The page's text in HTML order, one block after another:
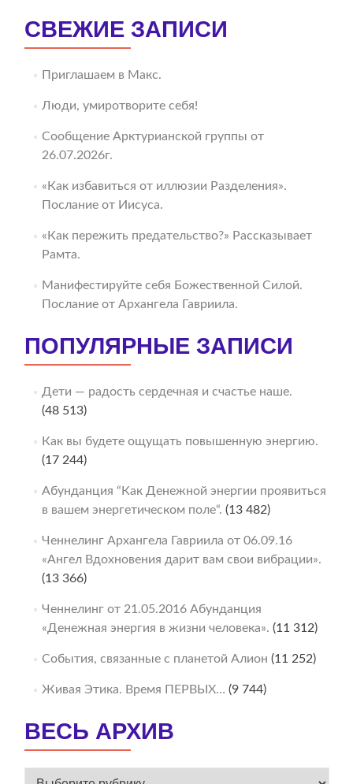
СВЕЖИЕ ЗАПИСИ
Приглашаем в Макс.
Люди, умиротворите себя!
Сообщение Арктурианской группы от
26.07.2026г.
«Как избавиться от иллюзии Разделения».
Послание от Иисуса.
«Как пережить предательство?» Рассказывает
Рамта.
Манифестируйте себя Божественной Силой.
Послание от Архангела Гавриила.
ПОПУЛЯРНЫЕ ЗАПИСИ
Дети — радость сердечная и счастье наше.
(48 513)
Как вы будете ощущать повышенную энергию.
(17 244)
Абунданция “Как Денежной энергии проявиться
в вашем энергетическом поле“. (13 482)
Ченнелинг Архангела Гавриила от 06.09.16
«Ангел Вдохновения дарит вам свои вибрации».
(13 366)
Ченнелинг от 21.05.2016 Абунданция
«Денежная энергия в жизни человека». (11 312)
События, связанные с планетой Алион (11 252)
Живая Этика. Время ПЕРВЫХ… (9 744)
ВЕСЬ АРХИВ
ВЕСЬ